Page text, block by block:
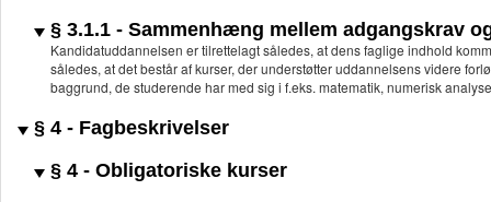
§ 3.1.1 - Sammenhæng mellem adgangskrav
Kandidatuddannelsen er tilrettelagt således, at dens faglige indhold
således, at det består af kurser, der understøtter uddannelsens videre
baggrund, de studerende har med sig i f.eks. matematik, numerisk
§ 4 - Fagbeskrivelser
§ 4 - Obligatoriske kurser